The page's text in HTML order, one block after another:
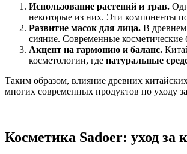
Использование растений и трав.
некоторые из них. Эти компоненты
Развитие масок для лица. В древнем
сияние. Современные косметические
Акцент на гармонию и баланс.
косметологии, где натуральные
Таким образом, влияние древних
многих современных продуктов по уходу
Косметика Sadoer: уход за